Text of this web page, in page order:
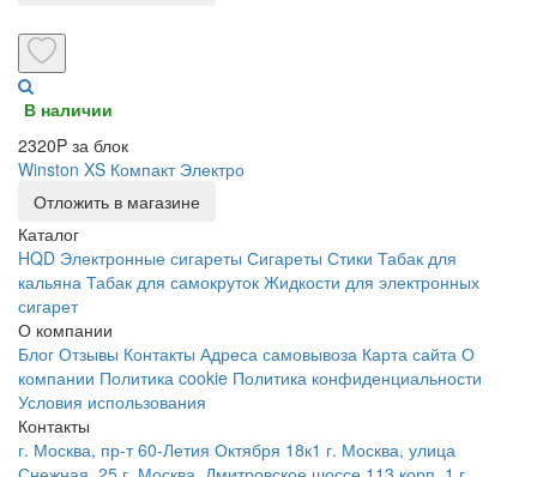
В наличии
2320P за блок
Winston XS Компакт Электро
Отложить в магазине
Каталог
HQD Электронные сигареты Сигареты Стики Табак для
кальяна Табак для самокруток Жидкости для электронных
сигарет
О компании
Блог Отзывы Контакты Адреса самовывоза Карта сайта О
компании Политика cookie Политика конфиденциальности
Условия использования
Контакты
г. Москва, пр-т 60-Летия Октября 18к1 г. Москва, улица